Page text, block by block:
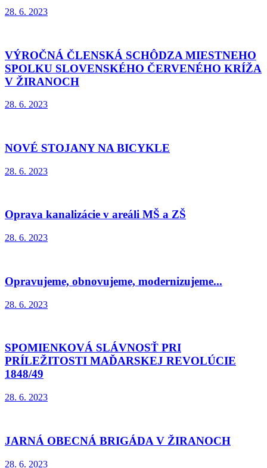
28. 6. 2023
VÝROČNÁ ČLENSKÁ SCHÔDZA MIESTNEHO
SPOLKU SLOVENSKÉHO ČERVENÉHO KRÍŽA
V ŽIRANOCH
28. 6. 2023
NOVÉ STOJANY NA BICYKLE
28. 6. 2023
Oprava kanalizácie v areáli MŠ a ZŠ
28. 6. 2023
Opravujeme, obnovujeme, modernizujeme...
28. 6. 2023
SPOMIENKOVÁ SLÁVNOSŤ PRI
PRÍLEŽITOSTI MAĎARSKEJ REVOLÚCIE
1848/49
28. 6. 2023
JARNÁ OBECNÁ BRIGÁDA V ŽIRANOCH
28. 6. 2023